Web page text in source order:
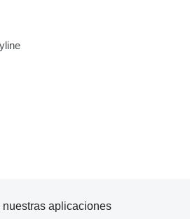
nuestras aplicaciones